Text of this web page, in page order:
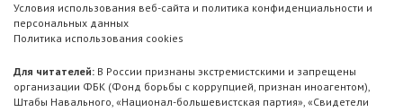
Условия использования веб-сайта и политика конфиденциальности и
персональных данных
Политика использования cookies
Для читателей: В России признаны экстремистскими и запрещены
организации ФБК (Фонд борьбы с коррупцией, признан иноагентом),
Штабы Навального, «Национал-большевистская партия», «Свидетели